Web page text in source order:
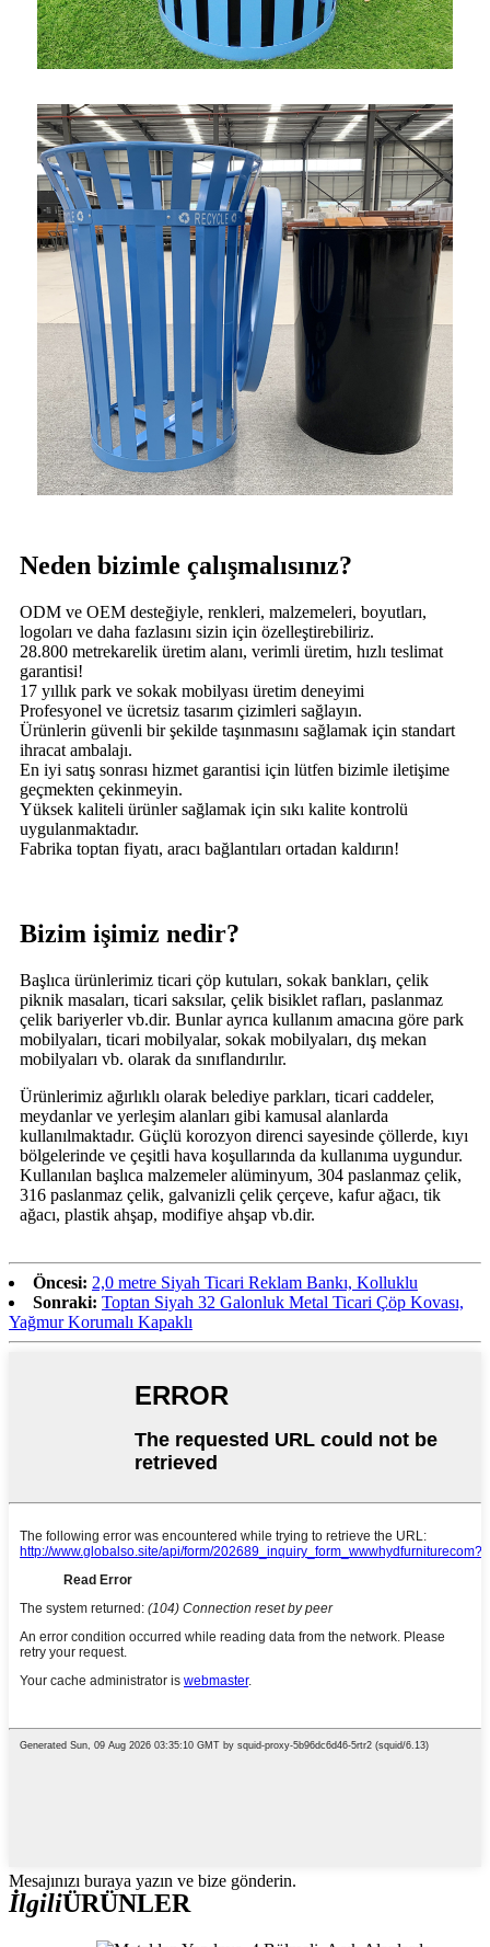
Neden bizimle çalışmalısınız?
ODM ve OEM desteğiyle, renkleri, malzemeleri, boyutları,
logoları ve daha fazlasını sizin için özelleştirebiliriz.
28.800 metrekarelik üretim alanı, verimli üretim, hızlı teslimat
garantisi!
17 yıllık park ve sokak mobilyası üretim deneyimi
Profesyonel ve ücretsiz tasarım çizimleri sağlayın.
Ürünlerin güvenli bir şekilde taşınmasını sağlamak için standart
ihracat ambalajı.
En iyi satış sonrası hizmet garantisi için lütfen bizimle iletişime
geçmekten çekinmeyin.
Yüksek kaliteli ürünler sağlamak için sıkı kalite kontrolü
uygulanmaktadır.
Fabrika toptan fiyatı, aracı bağlantıları ortadan kaldırın!
Bizim işimiz nedir?
Başlıca ürünlerimiz ticari çöp kutuları, sokak bankları, çelik
piknik masaları, ticari saksılar, çelik bisiklet rafları, paslanmaz
çelik bariyerler vb.dir. Bunlar ayrıca kullanım amacına göre park
mobilyaları, ticari mobilyalar, sokak mobilyaları, dış mekan
mobilyaları vb. olarak da sınıflandırılır.
Ürünlerimiz ağırlıklı olarak belediye parkları, ticari caddeler,
meydanlar ve yerleşim alanları gibi kamusal alanlarda
kullanılmaktadır. Güçlü korozyon direnci sayesinde çöllerde, kıyı
bölgelerinde ve çeşitli hava koşullarında da kullanıma uygundur.
Kullanılan başlıca malzemeler alüminyum, 304 paslanmaz çelik,
316 paslanmaz çelik, galvanizli çelik çerçeve, kafur ağacı, tik
ağacı, plastik ahşap, modifiye ahşap vb.dir.
Öncesi: 2,0 metre Siyah Ticari Reklam Bankı, Kolluklu
Sonraki: Toptan Siyah 32 Galonluk Metal Ticari Çöp Kovası,
Yağmur Korumalı Kapaklı
Mesajınızı buraya yazın ve bize gönderin.
İlgiliÜRÜNLER